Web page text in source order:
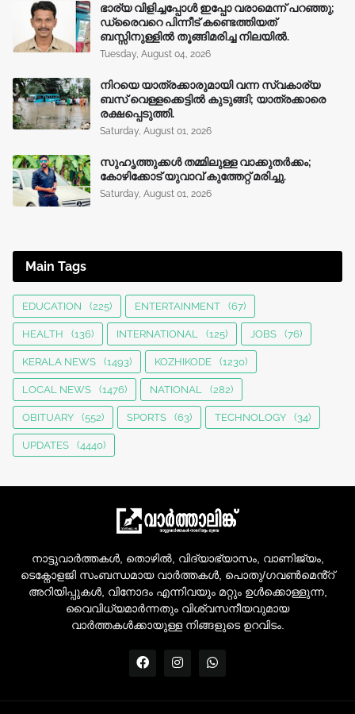
ഭാര്യ വിളിച്ചപ്പോള്‍ ഇപ്പോ വരാമെന്ന് പറഞ്ഞു;
ഡ്രൈവറെ പിന്നീട് കണ്ടെത്തിയത്
ബസ്സിനുള്ളില്‍ തൂങ്ങിമരിച്ച നിലയിൽ.
Tuesday, August 04, 2026
നിറയെ യാത്രക്കാരുമായി വന്ന സ്വകാര്യ
ബസ് വെള്ളക്കെട്ടിൽ കുടുങ്ങി; യാത്രക്കാരെ
രക്ഷപ്പെടുത്തി.
Saturday, August 01, 2026
സുഹൃത്തുക്കൾ തമ്മിലുള്ള വാക്കുതർക്കം;
കോഴിക്കോട് യുവാവ് കുത്തേറ്റ് മരിച്ചു.
Saturday, August 01, 2026
Main Tags
EDUCATION (225) ENTERTAINMENT (67)
HEALTH (136) INTERNATIONAL (125) JOBS (76)
KERALA NEWS (1493) KOZHIKODE (1230)
LOCAL NEWS (1476) NATIONAL (282)
OBITUARY (552) SPORTS (63) TECHNOLOGY (34)
UPDATES (4440)
നാട്ടുവാർത്തകൾ, തൊഴിൽ, വിദ്യാഭ്യാസം, വാണിജ്യം,
ടെക്നോളജി സംബന്ധമായ വാർത്തകൾ, പൊതു/ഗവൺമെൻ്റ്
അറിയിപ്പുകൾ, വിനോദം എന്നിവയും മറ്റും ഉൾക്കൊള്ളുന്ന,
വൈവിധ്യമാർന്നതും വിശ്വസനീയവുമായ
വാർത്തകൾക്കായുള്ള നിങ്ങളുടെ ഉറവിടം.